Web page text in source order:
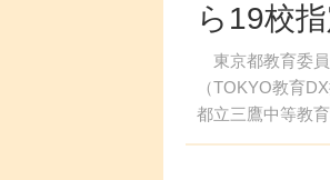
ら19校
東京都教育委員
（TOKYO教育
都立三鷹中等教